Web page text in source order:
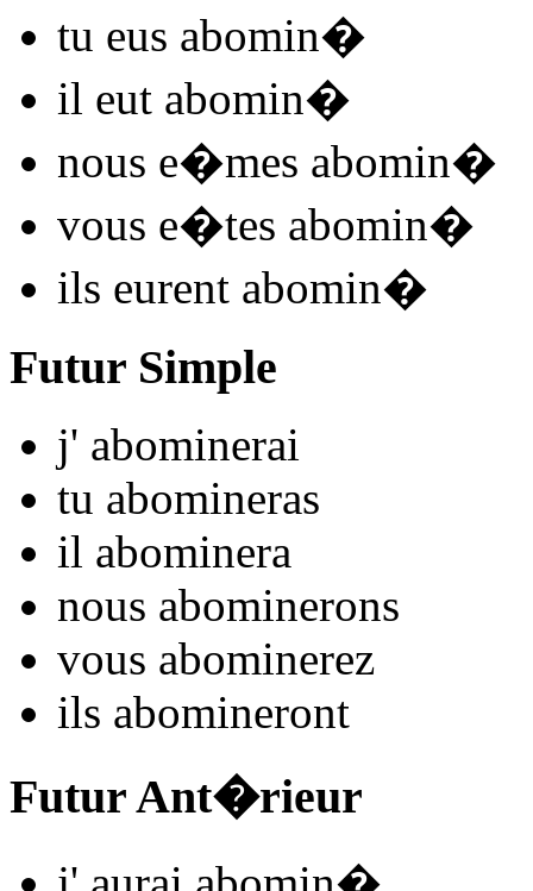
tu eus abomin�
il eut abomin�
nous e�mes abomin�
vous e�tes abomin�
ils eurent abomin�
Futur Simple
j' abominerai
tu abomineras
il abominera
nous abominerons
vous abominerez
ils abomineront
Futur Ant�rieur